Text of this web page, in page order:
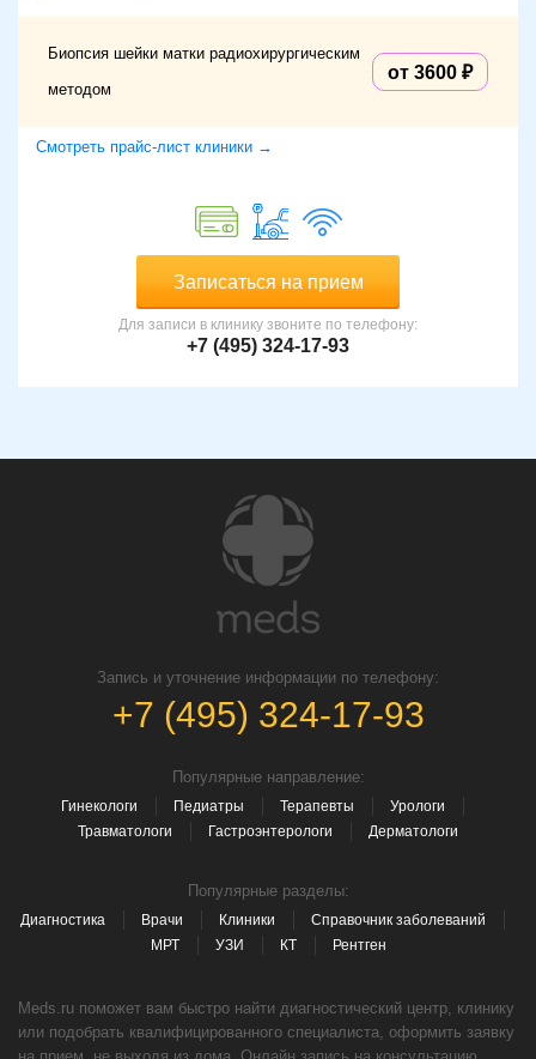
Биопсия шейки матки радиохирургическим
методом
от 3600
Смотреть прайс-лист клиники →
Записаться на прием
Для записи в клинику звоните по телефону:
+7 (495) 324-17-93
Запись и уточнение информации по телефону:
+7 (495) 324-17-93
Популярные направление:
Гинекологи Педиатры Терапевты
Урологи
Травматологи
Гастроэнтерологи Дерматологи
Популярные разделы:
Диагностика Врачи Клиники
Справочник заболеваний
МРТ
УЗИ КТ Рентген
Meds.ru поможет вам быстро найти диагностический центр, клинику
или подобрать квалифицированного специалиста, оформить заявку